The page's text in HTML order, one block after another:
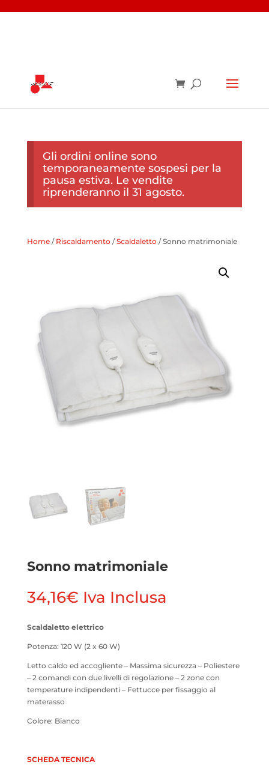
Gli ordini online sono
temporaneamente sospesi per la
pausa estiva. Le vendite
riprenderanno il 31 agosto.
Home/ Riscaldamento /Scaldaletto / Sonno matrimoniale
Sonno matrimoniale
34,16€ Iva Inclusa
Scaldaletto elettrico
Potenza: 120 W (2 x 60 W)
Letto caldo ed accogliente – Massima sicurezza – Poliestere
– 2 comandi con due livelli di regolazione – 2 zone con
temperature indipendenti – Fettucce per fissaggio al
materasso
Colore: Bianco
SCHEDA TECNICA